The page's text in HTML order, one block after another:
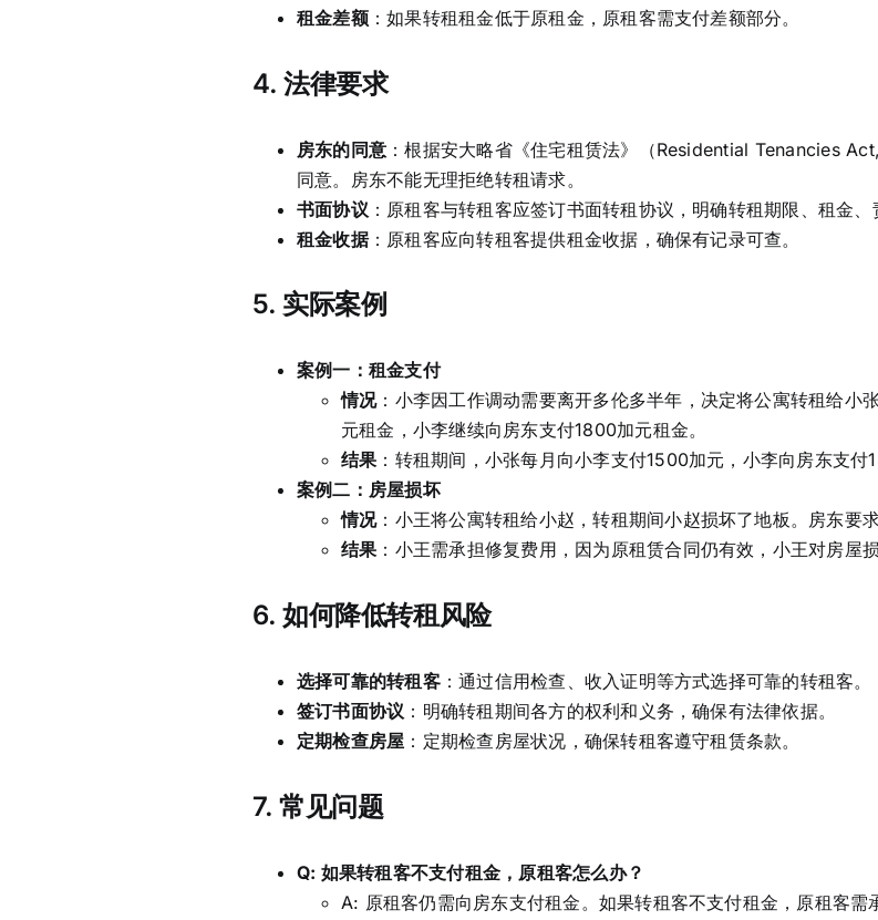
租金差额：如果转租租金低于原租金，原租客需支付差额部分。
4. 法律要求
房东的同意 ：根据安大略省《住宅租赁法》（Residential Tenancies
同意。房东不能无理拒绝转租请求。
书面协议 ：原租客与转租客应签订书面转租协议，明确转租期限、租金、
租金收据：原租客应向转租客提供租金收据，确保有记录可查。
5. 实际案例
案例一：租金支付
情况：小李因工作调动需要离开多伦多半年，决定将公寓转租给小
元租金，小李继续向房东支付1800加元租金。
结果 ：转租期间，小张每月向小李支付1500加元，小李向房东支
案例二：房屋损坏
情况：小王将公寓转租给小赵，转租期间小赵损坏了地板。房东要求
结果 ：小王需承担修复费用，因为原租赁合同仍有效，小王对房屋损
6. 如何降低转租风险
选择可靠的转租客：通过信用检查、收入证明等方式选择可靠的转租客。
签订书面协议 ：明确转租期间各方的权利和义务，确保有法律依据。
定期检查房屋 ：定期检查房屋状况，确保转租客遵守租赁条款。
7. 常见问题
Q: 如果转租客不支付租金，原租客怎么办？
A: 原租客仍需向房东支付租金。如果转租客不支付租金，原租客